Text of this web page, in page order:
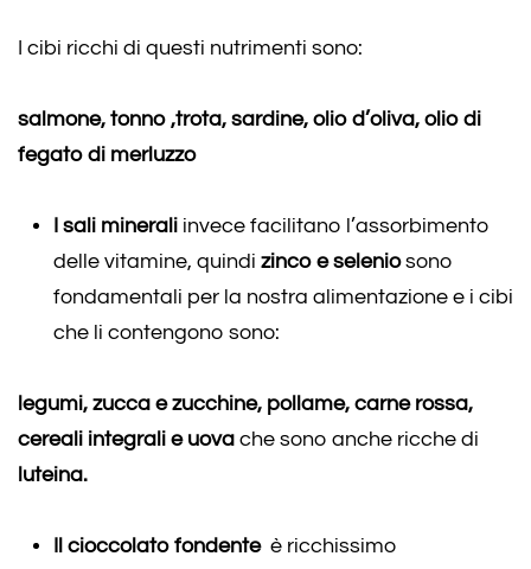
I cibi ricchi di questi nutrimenti sono:
salmone, tonno ,trota, sardine, olio d’oliva, olio di
fegato di merluzzo
I sali minerali invece facilitano l’assorbimento
delle vitamine, quindi zinco e seleniosono
fondamentali per la nostra alimentazione e i cibi
che li contengono sono:
legumi, zucca e zucchine, pollame, carne rossa,
cereali integrali e uova che sono anche ricche di
luteina.
Il cioccolato fondente è ricchissimo